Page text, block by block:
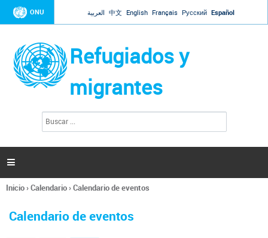
Jump to navigation
ONU العربية 中文 English Français Русский Español
Refugiados y
migrantes
l
s

Se
usted
Inicio›Calendario›Calendario de eventos
Calendario de eventos